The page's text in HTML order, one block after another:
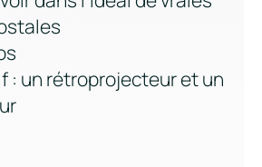
: un rétroprojecteur et un